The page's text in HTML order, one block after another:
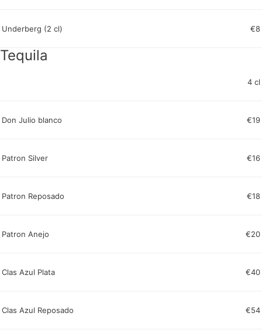
Underberg (2 cl) €8
Tequila
4 cl
Don Julio blanco €19
Patron Silver €16
Patron Reposado €18
Patron Anejo €20
Clas Azul Plata €40
Clas Azul Reposado €54